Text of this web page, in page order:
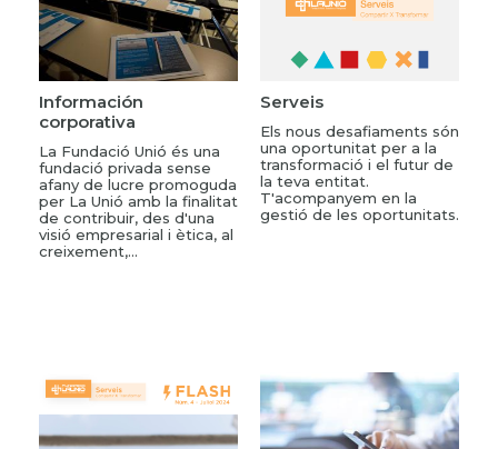
Información
corporativa
La Fundació Unió és una
fundació privada sense
afany de lucre promoguda
per La Unió amb la finalitat
de contribuir, des d'una
visió empresarial i ètica, al
creixement,...
Serveis
Els nous desafiaments són
una oportunitat per a la
transformació i el futur de
la teva entitat.
T'acompanyem en la
gestió de les oportunitats.